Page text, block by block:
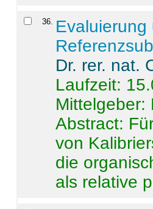
36.
Dr. rer. nat.
Laufzeit:
Mittelgeber:
Abstract:
von
die
als relative